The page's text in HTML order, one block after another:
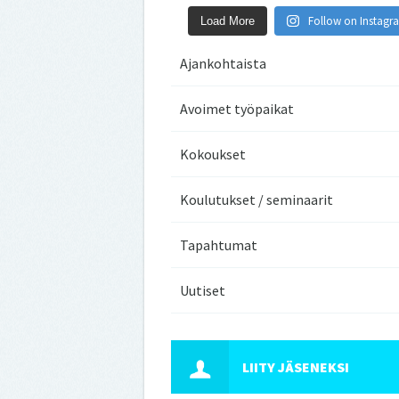
Load More Follow on
Ajankohtaista
Avoimet työpaikat
Kokoukset
Koulutukset / seminaarit
Tapahtumat
Uutiset
LIITY JÄSENEKSI